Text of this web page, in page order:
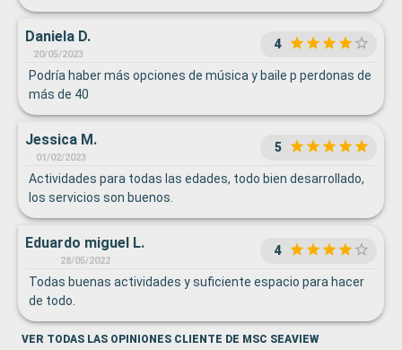
Daniela D.
20/05/2023
4
Podría haber más opciones de música y baile p perdonas de
más de 40
Jessica M.
01/02/2023
5
Actividades para todas las edades, todo bien desarrollado,
los servicios son buenos.
Eduardo miguel L.
28/05/2022
4
Todas buenas actividades y suficiente espacio para hacer
de todo.
VER TODAS LAS OPINIONES CLIENTE DE MSC SEAVIEW